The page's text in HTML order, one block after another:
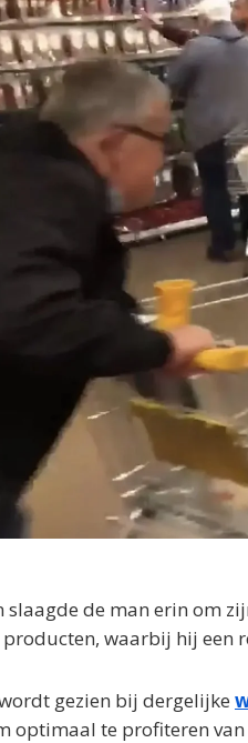
slaagde de man erin om
producten, waarbij hij een
gezien bij dergelijke
optimaal te profiteren